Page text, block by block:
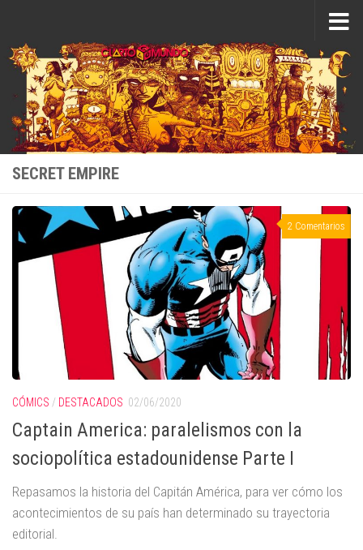
SECRET EMPIRE
2 Comentarios
CÓMICS / DESTACADOS 02/06/2020
Captain America: paralelismos con la
sociopolítica estadounidense Parte I
Repasamos la historia del Capitán América, para ver cómo los
acontecimientos de su país han determinado su trayectoria
editorial.